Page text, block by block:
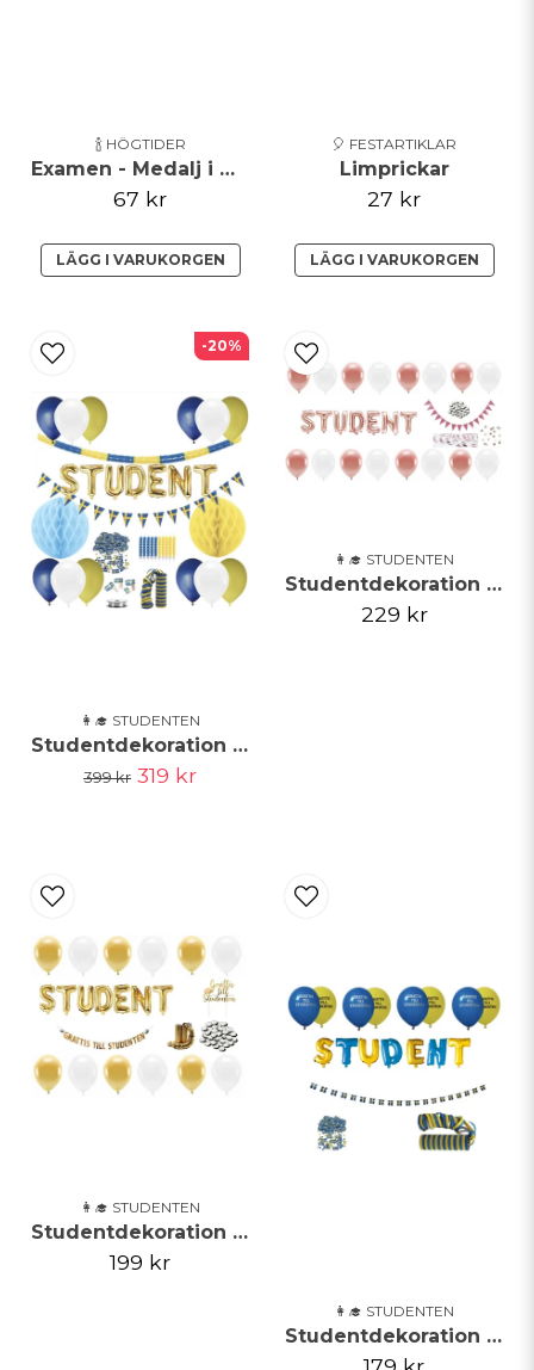
🍾 HÖGTIDER
Examen - Medalj i Metall
67 kr
LÄGG I VARUKORGEN
🎈 FESTARTIKLAR
Limprickar
27 kr
LÄGG I VARUKORGEN
👩‍🎓 STUDENTEN
Studentdekoration Paket, Stor
399 kr 319 kr
-20%
👩‍🎓 STUDENTEN
Studentdekoration Paket Roséguld, Stor
229 kr
👩‍🎓 STUDENTEN
Studentdekoration Paket, Guld, Stor
199 kr
👩‍🎓 STUDENTEN
Studentdekoration paket